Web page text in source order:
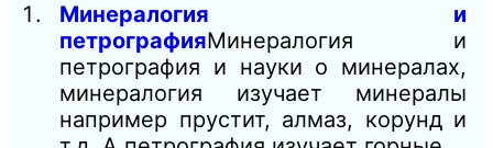
Минералогия и
петрографияМинералогия и
петрография и науки о минералах,
минералогия изучает минералы
например прустит, алмаз, корунд и